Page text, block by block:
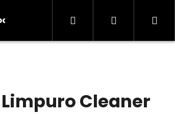
Kontakty Informace
Hledat Přihlášení
Cleaner